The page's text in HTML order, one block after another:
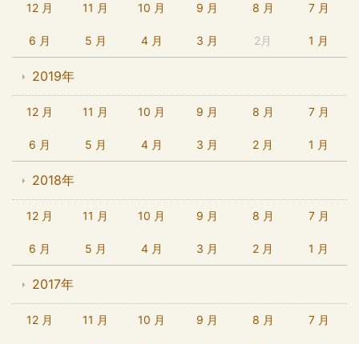
12 月 11 月 10 月 9 月 8 月 7 月
6 月 5 月 4 月 3 月 2月 1 月
2019年
12 月 11 月 10 月 9 月 8 月 7 月
6 月 5 月 4 月 3 月 2 月 1 月
2018年
12 月 11 月 10 月 9 月 8 月 7 月
6 月 5 月 4 月 3 月 2 月 1 月
2017年
12 月 11 月 10 月 9 月 8 月 7 月